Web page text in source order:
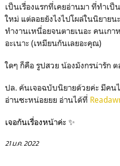
เป็นเรื่องแรกที่เคยอ่านมา ที่ทำเ
ใหม่ แต่ลอยยังไงไปโผล่ในนิยาย
ทำงานเหนื่อยจนตายเนอะ คนเก
อะเนาะ (เหมียนกันเลยอะคุณ)
ใดๆ ก็คือ รูปสวย น้องมังกรน่ารัก
ปล. ค้นเจอฉบับนิยายด้วยค่ะ มีคน
อ่านซะหน่อยยย อ่านได้ที่
เจอกันเรื่องหน้าค่ะ ✨
21 ม.ค. 2022